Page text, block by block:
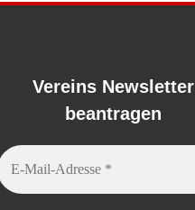
Vereins Newsletter
beantragen